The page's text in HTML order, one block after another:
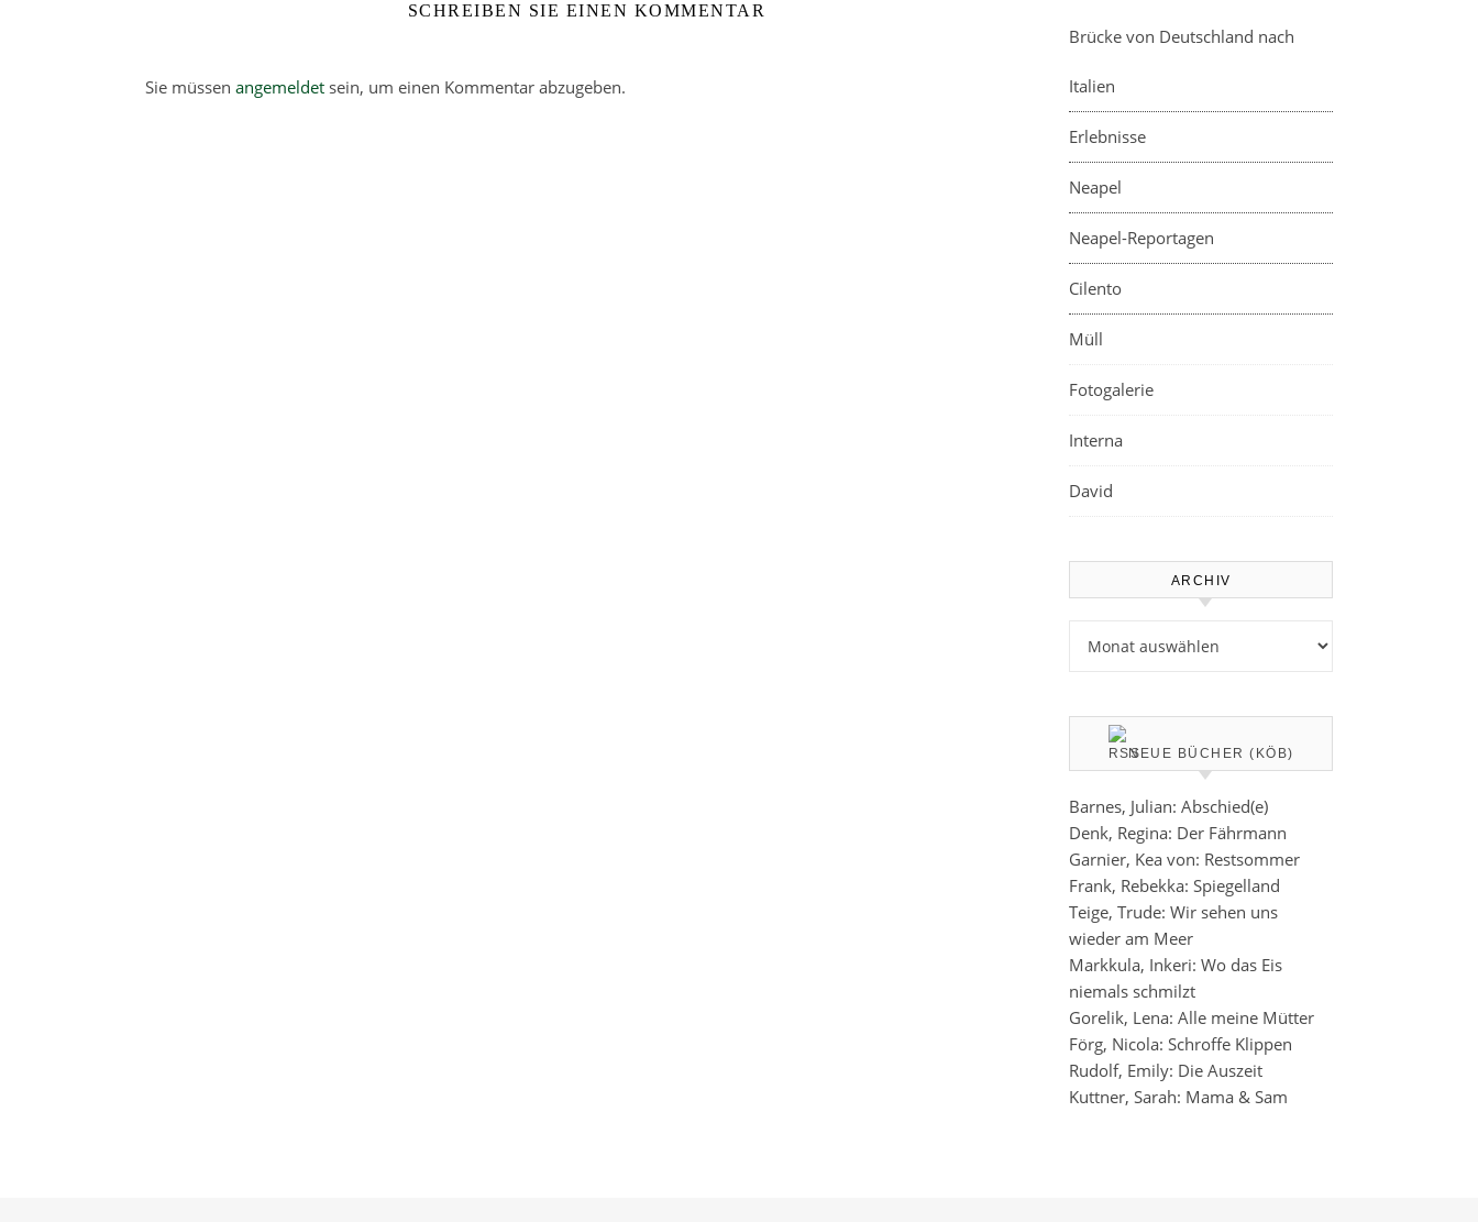
SCHREIBEN SIE EINEN KOMMENTAR
Sie müssen angemeldet sein, um einen Kommentar abzugeben.
Brücke von Deutschland nach
Italien
Erlebnisse
Neapel
Neapel-Reportagen
Cilento
Müll
Fotogalerie
Interna
David
ARCHIV
NEUE BÜCHER (KÖB)
Barnes, Julian: Abschied(e)
Denk, Regina: Der Fährmann
Garnier, Kea von: Restsommer
Frank, Rebekka: Spiegelland
Teige, Trude: Wir sehen uns
wieder am Meer
Markkula, Inkeri: Wo das Eis
niemals schmilzt
Gorelik, Lena: Alle meine Mütter
Förg, Nicola: Schroffe Klippen
Rudolf, Emily: Die Auszeit
Kuttner, Sarah: Mama & Sam